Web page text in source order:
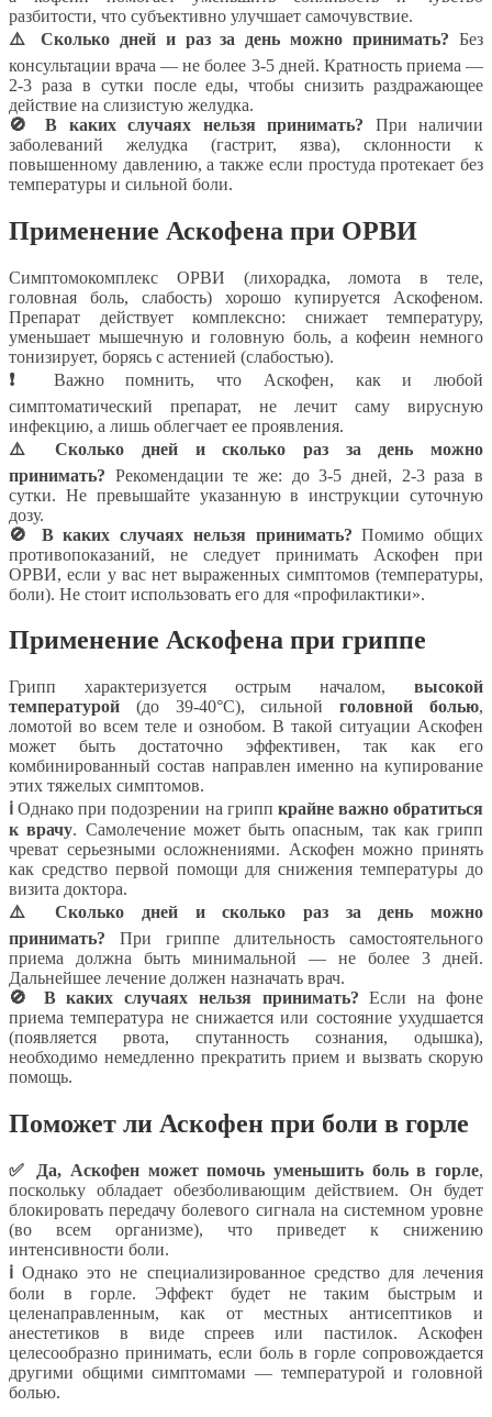
разбитости, что субъективно улучшает самочувствие.
⚠️ Сколько дней и раз за день можно принимать? Без
консультации врача — не более 3-5 дней. Кратность приема —
2-3 раза в сутки после еды, чтобы снизить раздражающее
действие на слизистую желудка.
🚫 В каких случаях нельзя принимать? При наличии
заболеваний желудка (гастрит, язва), склонности к
повышенному давлению, а также если простуда протекает без
температуры и сильной боли.
Применение Аскофена при ОРВИ
Симптомокомплекс ОРВИ (лихорадка, ломота в теле,
головная боль, слабость) хорошо купируется Аскофеном.
Препарат действует комплексно: снижает температуру,
уменьшает мышечную и головную боль, а кофеин немного
тонизирует, борясь с астенией (слабостью).
❗
Важно помнить, что Аскофен, как и любой
симптоматический препарат, не лечит саму вирусную
инфекцию, а лишь облегчает ее проявления.
⚠️ Сколько дней и сколько раз за день можно
принимать? Рекомендации те же: до 3-5 дней, 2-3 раза в
сутки. Не превышайте указанную в инструкции суточную
дозу.
🚫 В каких случаях нельзя принимать? Помимо общих
противопоказаний, не следует принимать Аскофен при
ОРВИ, если у вас нет выраженных симптомов (температуры,
боли). Не стоит использовать его для «профилактики».
Применение Аскофена при гриппе
Грипп характеризуется острым началом, высокой
температурой (до 39-40°C), сильнойголовной болью,
ломотой во всем теле и ознобом. В такой ситуации Аскофен
может быть достаточно эффективен, так как его
комбинированный состав направлен именно на купирование
этих тяжелых симптомов.
ℹ️ Однако при подозрении на грипп крайне важно обратиться
к врачу. Самолечение может быть опасным, так как грипп
чреват серьезными осложнениями. Аскофен можно принять
как средство первой помощи для снижения температуры до
визита доктора.
⚠️ Сколько дней и сколько раз за день можно
принимать? При гриппе длительность самостоятельного
приема должна быть минимальной — не более 3 дней.
Дальнейшее лечение должен назначать врач.
🚫 В каких случаях нельзя принимать? Если на фоне
приема температура не снижается или состояние ухудшается
(появляется рвота, спутанность сознания, одышка),
необходимо немедленно прекратить прием и вызвать скорую
помощь.
Поможет ли Аскофен при боли в горле
✅ Да, Аскофен может помочь уменьшить боль в горле,
поскольку обладает обезболивающим действием. Он будет
блокировать передачу болевого сигнала на системном уровне
(во всем организме), что приведет к снижению
интенсивности боли.
ℹ️ Однако это не специализированное средство для лечения
боли в горле. Эффект будет не таким быстрым и
целенаправленным, как от местных антисептиков и
анестетиков в виде спреев или пастилок. Аскофен
целесообразно принимать, если боль в горле сопровождается
другими общими симптомами — температурой и головной
болью.